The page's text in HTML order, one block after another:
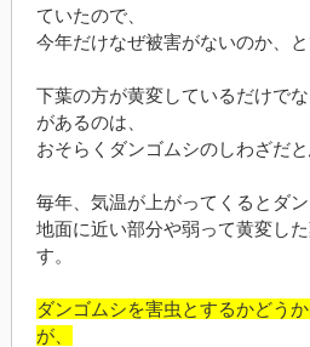
ていたので、
今年だけなぜ被害がないのか、と
下葉の方が黄変しているだけで
があるのは、
おそらくダンゴムシのしわざだと
毎年、気温が上がってくるとダン
地面に近い部分や弱って黄変し
す。
ダンゴムシを害虫とするかどう
が、